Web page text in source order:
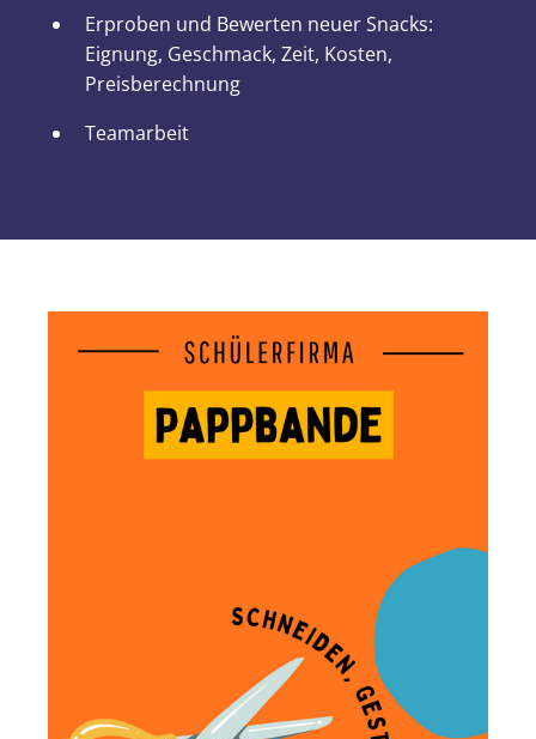
Erproben und Bewerten neuer Snacks:
Eignung, Geschmack, Zeit, Kosten,
Preisberechnung
Teamarbeit